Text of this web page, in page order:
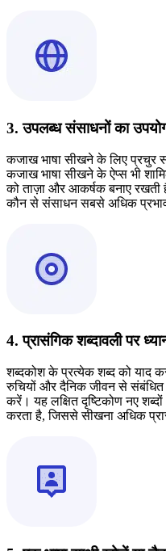
3. उपलब्ध संसाधनों का
कजाख भाषा सीखने के लिए प्रचुर
कजाख भाषा सीखने के ऐप्स भी
को ताज़ा और आकर्षक बनाए
कौन से संसाधन सबसे अधिक
4. प्रासंगिक शब्दावली पर
शब्दकोश के प्रत्येक शब्द को याद
रुचियों और दैनिक जीवन से संबंधित
करें। यह लक्षित दृष्टिकोण नए
करता है, जिससे सीखना अधिक